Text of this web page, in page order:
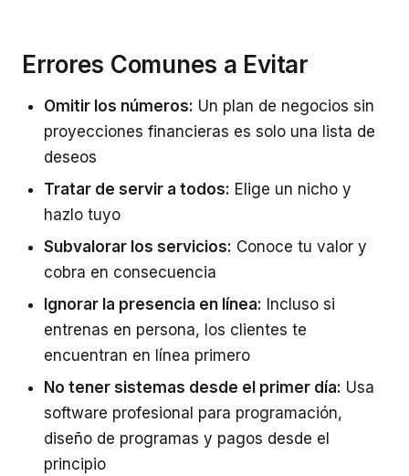
Errores Comunes a Evitar
Omitir los números: Un plan de negocios sin
proyecciones financieras es solo una lista de
deseos
Tratar de servir a todos: Elige un nicho y
hazlo tuyo
Subvalorar los servicios: Conoce tu valor y
cobra en consecuencia
Ignorar la presencia en línea: Incluso si
entrenas en persona, los clientes te
encuentran en línea primero
No tener sistemas desde el primer día: Usa
software profesional para programación,
diseño de programas y pagos desde el
principio